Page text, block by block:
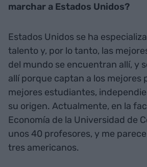
marchar a Estados Unidos?
Estados Unidos se ha
talento y, por lo tanto, las
del mundo se encuentran allí, y
allí porque captan a los mejores
mejores estudiantes,
su origen. Actualmente, en la
Economía de la Universidad de
unos 40 profesores, y me
tres americanos.